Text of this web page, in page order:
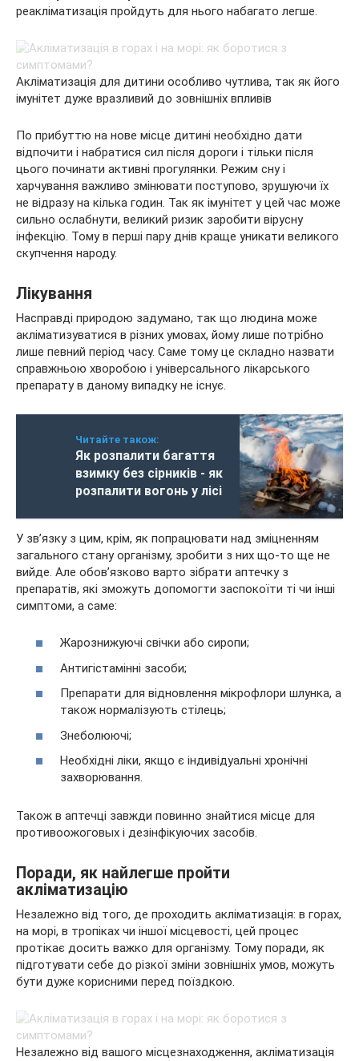
реакліматизація пройдуть для нього набагато легше.
Акліматизація для дитини особливо чутлива, так як його
імунітет дуже вразливий до зовнішніх впливів
По прибуттю на нове місце дитині необхідно дати
відпочити і набратися сил після дороги і тільки після
цього починати активні прогулянки. Режим сну і
харчування важливо змінювати поступово, зрушуючи їх
не відразу на кілька годин. Так як імунітет у цей час може
сильно ослабнути, великий ризик заробити вірусну
інфекцію. Тому в перші пару днів краще уникати великого
скупчення народу.
Лікування
Насправді природою задумано, так що людина може
акліматизуватися в різних умовах, йому лише потрібно
лише певний період часу. Саме тому це складно назвати
справжньою хворобою і універсального лікарського
препарату в даному випадку не існує.
Читайте також:
Як розпалити багаття
взимку без сірників - як
розпалити вогонь у лісі
У зв’язку з цим, крім, як попрацювати над зміцненням
загального стану організму, зробити з них що-то ще не
вийде. Але обов’язково варто зібрати аптечку з
препаратів, які зможуть допомогти заспокоїти ті чи інші
симптоми, а саме:
Жарознижуючі свічки або сиропи;
Антигістамінні засоби;
Препарати для відновлення мікрофлори шлунка, а
також нормалізують стілець;
Знеболюючі;
Необхідні ліки, якщо є індивідуальні хронічні
захворювання.
Також в аптечці завжди повинно знайтися місце для
противоожоговых і дезінфікуючих засобів.
Поради, як найлегше пройти
акліматизацію
Незалежно від того, де проходить акліматизація: в горах,
на морі, в тропіках чи іншої місцевості, цей процес
протікає досить важко для організму. Тому поради, як
підготувати себе до різкої зміни зовнішніх умов, можуть
бути дуже корисними перед поїздкою.
Незалежно від вашого місцезнаходження, акліматизація